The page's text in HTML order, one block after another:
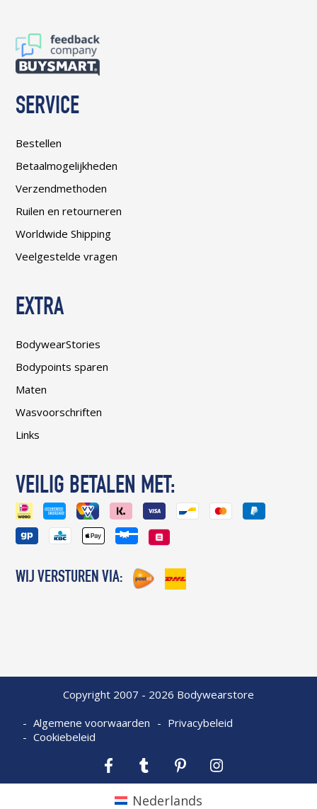
SERVICE
Bestellen
Betaalmogelijkheden
Verzendmethoden
Ruilen en retourneren
Worldwide Shipping
Veelgestelde vragen
EXTRA
BodywearStories
Bodypoints sparen
Maten
Wasvoorschriften
Links
VEILIG BETALEN MET:
WIJ VERSTUREN VIA:
Copyright 2007 - 2026 Bodywearstore
Algemene voorwaarden
Privacybeleid
Cookiebeleid
Facebook Tumblr Pinterest
Nederlands